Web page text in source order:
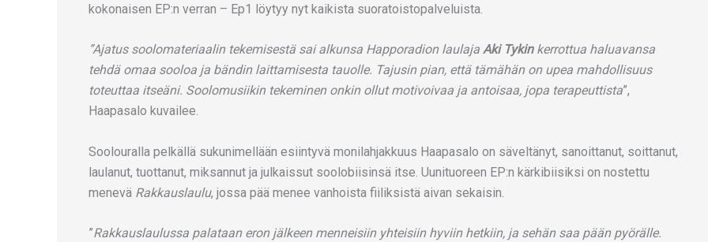
kokonaisen EP:n verran – Ep1 löytyy nyt kaikista suoratoistopalveluista.
”Ajatus soolomateriaalin tekemisestä sai alkunsa Happoradion laulaja Aki Tykinkerrottua haluavansa
tehdä omaa sooloa ja bändin laittamisesta tauolle. Tajusin pian, että tämähän on upea mahdollisuus
toteuttaa itseäni. Soolomusiikin tekeminen onkin ollut motivoivaa ja antoisaa, jopa terapeuttista”,
Haapasalo kuvailee.
Soolouralla pelkällä sukunimellään esiintyvä monilahjakkuus Haapasalo on säveltänyt, sanoittanut, soittanut,
laulanut, tuottanut, miksannut ja julkaissut soolobiisinsä itse. Uunituoreen EP:n kärkibiisiksi on nostettu
menevä Rakkauslaulu, jossa pää menee vanhoista fiiliksistä aivan sekaisin.
”Rakkauslaulussa palataan eron jälkeen menneisiin yhteisiin hyviin hetkiin, ja sehän saa pään pyörälle.